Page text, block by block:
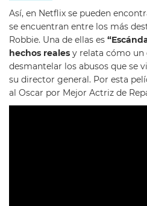
Así, en Netflix se pueden
se encuentran entre los más
Robbie. Una de ellas es
hechos reales y relata cómo un
desmantelar los abusos que se
su director general. Por esta
al Oscar por Mejor Actriz de